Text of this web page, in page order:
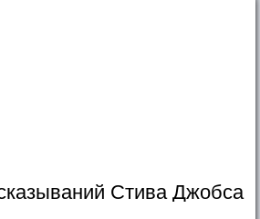
Стива Джобса